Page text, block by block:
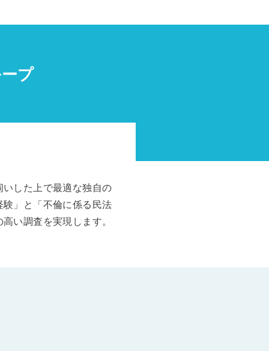
プ
した上で最適な独自の
」と「不倫に係る民法
い調査を実現します。